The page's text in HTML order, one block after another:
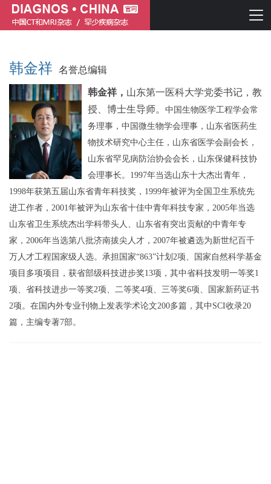
简体中文 English
韩金祥 名誉总编辑
韩金祥， 山东第一医科大学党委书记 ， 教
授、博士生导师。 中国生物医学工程学会常
务理事， 中国微生物学会理事，山东省医药生
物技术研究中心主任 ， 山东省 医学会副会长，
山东省罕见病防治协会会长， 山东保健科技协
会理事长。 1997年当选山东十大杰出青年，
1998年获第五届山东省青年科技奖，1999年被评为全国卫生系统先
进工作者，2001年被评为山东省十佳中青年科技专家，2005年当选
山东省卫生系统杰出学科带头人、山东省有突出贡献的中青年专
家，2006年当选第八批济南拔尖人才，2007年被遴选为新世纪百千
万人才工程国家级人选。承担国家“863”计划2项、国家自然科学基金
项目多项项目，获省部级科技进步奖13项，其中省科技发明一等奖1
项、省科技进步一等奖2项、二等奖4项、三等奖6项、国家新药证书
2项。在国内外专业刊物上发表学术论文200多篇，其中SCI收录20
篇，主编专著7部。